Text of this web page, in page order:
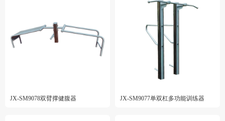
JX-SM9078双臂撑健腹器 JX-SM9077单双杠多功能训练器